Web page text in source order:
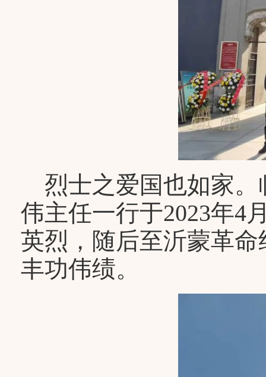
烈士之爱国也如家。
伟主任一行于2023年4
英烈，随后至沂蒙革
丰功伟绩。